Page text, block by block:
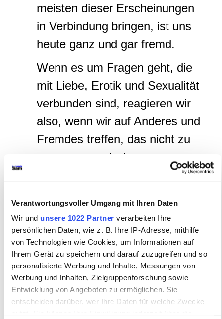
Verantwortungsvoller Umgang mit Ihren Daten
Wir und unsere 1022 Partner verarbeiten Ihre
persönlichen Daten, wie z. B. Ihre IP-Adresse, mithilfe
von Technologien wie Cookies, um Informationen auf
Ihrem Gerät zu speichern und darauf zuzugreifen und so
personalisierte Werbung und Inhalte, Messungen von
Werbung und Inhalten, Zielgruppenforschung sowie
Entwicklung von Angeboten zu ermöglichen. Sie
entscheiden darüber, wer Ihre Daten für welche Zwecke
meisten dieser Erscheinungen
in Verbindung bringen, ist uns
heute ganz und gar fremd.
Wenn es um Fragen geht, die
mit Liebe, Erotik und Sexualität
verbunden sind, reagieren wir
also, wenn wir auf Anderes und
Fremdes treffen, das nicht zu
unseren permissiven
unterschiedliche Art und Weise.
Vorstellungen, in denen es oft
um ein keusches Leben geht,
erscheinen vielen als
verklemmt und spießig und vor
allem repressiv. Keuschheit ist